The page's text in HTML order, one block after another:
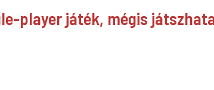
player játék, mégis